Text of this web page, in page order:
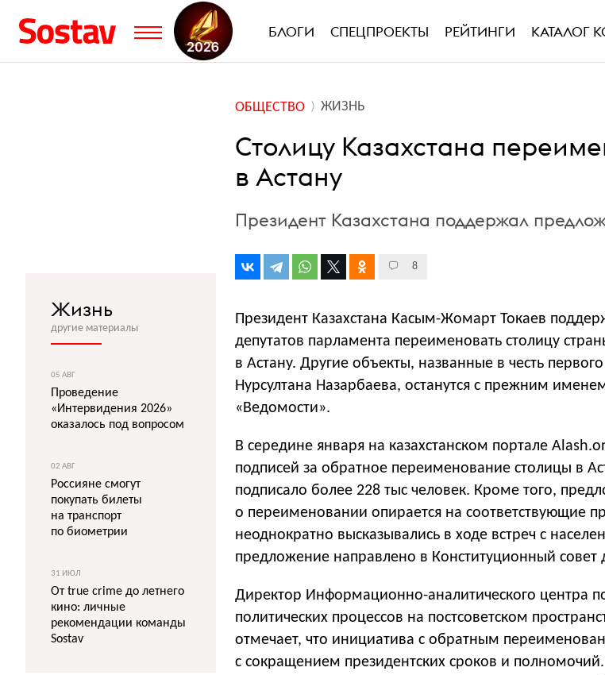
БЛОГИ СПЕЦПРОЕКТЫ РЕЙТИНГИ КАТАЛОГ
ОБЩЕСТВО ЖИЗНЬ
Столицу Казахстана
в Астану
Президент Казахстана поддержал
8
Президент Казахстана Касым-Жомарт Токаев
депутатов парламента переименовать столицу
в Астану. Другие объекты, названные в честь
Нурсултана Назарбаева, останутся с прежним
«Ведомости».
В середине января на казахстанском портале
подписей за обратное переименование столицы в
подписало более 228 тыс человек. Кроме того,
о переименовании опирается на соответствующие
неоднократно высказывались в ходе встреч с
предложение направлено в Конституционный совет
Директор Информационно-аналитического центра
политических процессов на постсоветском
отмечает, что инициатива с обратным
с сокращением президентских сроков и
Жизнь
другие материалы
05 АВГ
Проведение
«Интервидения 2026»
оказалось под вопросом
02 АВГ
Россияне смогут
покупать билеты
на транспорт
по биометрии
31 ИЮЛ
От true crime до летнего
кино: личные
рекомендации команды
Sostav